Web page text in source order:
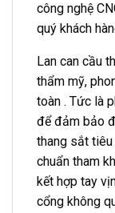
công nghệ
quý khách
Lan can cầu
thẩm mỹ,
toàn . Tức là
để đảm bảo
thang sắt tiêu
chuẩn tham
kết hợp tay
cổng không